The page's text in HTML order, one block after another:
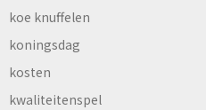
koe knuffelen
koningsdag
kosten
kwaliteitenspel